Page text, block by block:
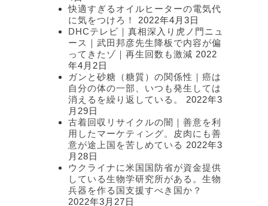
快適すぎるオイルヒーターの電気代
に気をつけろ！
2022年4月3日
DHCテレビ｜真相深入り虎ノ門ニュ
ース｜武田邦彦先生降板で内容が偏
ってきたゾ｜再生回数も激減 2022
年4月2日
ガンと砂糖（糖質）の関係性｜癌は
自分の体の一部、いつも発生しては
消えるを繰り返している。
2022年3
月29日
古着回収リサイクルの闇｜善意を利
用したマーケティング。皮肉にも善
意が途上国を苦しめている 2022年3
月28日
ウクライナに米国国防省が資金提供
している生物学研究所がある。生物
兵器を作る国支援すべき国か？
2022年3月27日